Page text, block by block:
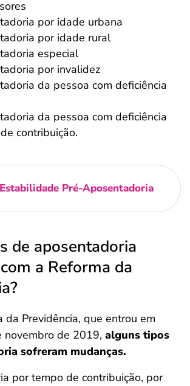
por idade urbana
por idade rural
especial
por invalidez
da pessoa com deficiência
da pessoa com deficiência
contribuição.
Estabilidade Pré-Aposentadoria
de aposentadoria
a Reforma da
da Previdência, que entrou em
novembro de 2019, alguns tipos
sofreram mudanças.
por tempo de contribuição, por